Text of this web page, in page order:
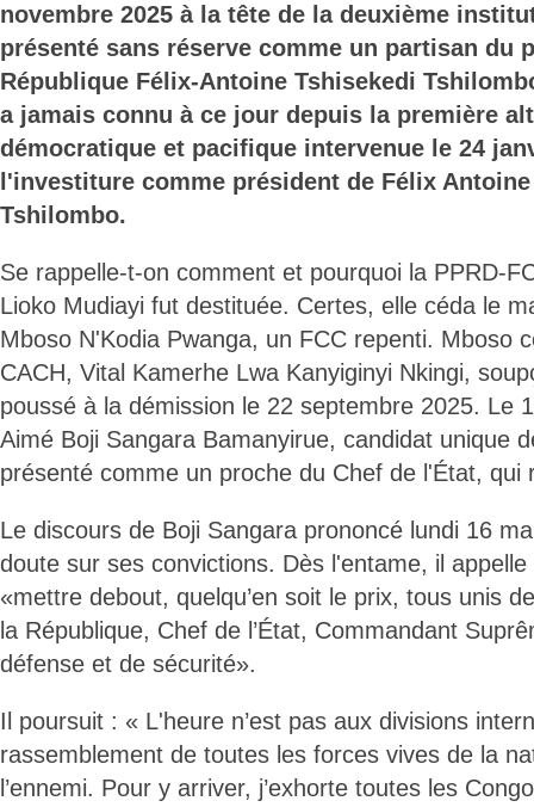
novembre 2025 à la tête de la deuxième
présenté sans réserve comme un partisan du
République Félix-Antoine Tshisekedi
a jamais connu à ce jour depuis la première
démocratique et pacifique intervenue le 24
l'investiture comme président de Félix
Tshilombo.
Se rappelle-t-on comment et pourquoi la PPRD-
Lioko Mudiayi fut destituée. Certes, elle céda le
Mboso N'Kodia Pwanga, un FCC repenti. Mboso
CACH, Vital Kamerhe Lwa Kanyiginyi Nkingi,
poussé à la démission le 22 septembre 2025. Le
Aimé Boji Sangara Bamanyirue, candidat unique
présenté comme un proche du Chef de l'État, qui
Le discours de Boji Sangara prononcé lundi 16
doute sur ses convictions. Dès l'entame, il
«mettre debout, quelqu’en soit le prix, tous unis
la République, Chef de l’État, Commandant
défense et de sécurité».
Il poursuit : « L'heure n’est pas aux divisions
rassemblement de toutes les forces vives de la
l’ennemi. Pour y arriver, j’exhorte toutes les